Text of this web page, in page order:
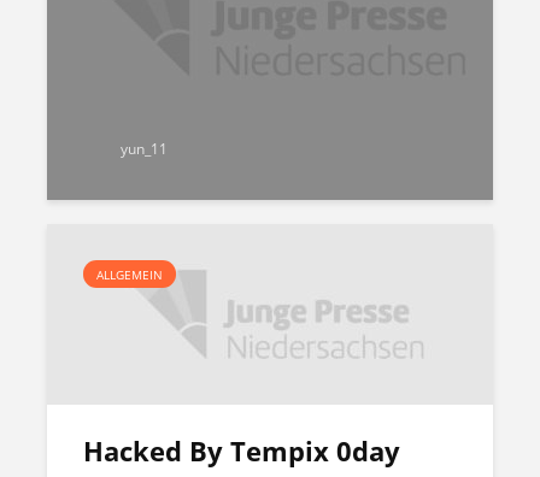
yun_11
ALLGEMEIN
Hacked By Tempix 0day